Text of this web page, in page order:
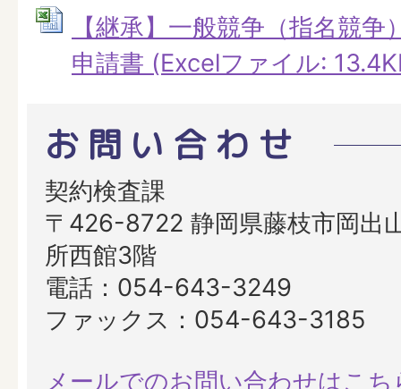
【継承】一般競争（指名競
申請書 (Excelファイル:
お問い合わせ
契約検査課
〒426-8722 静岡県藤枝市岡出
所西館3階
電話：054-643-3249
ファックス：054-643-3185
メールでのお問い合わせはこち